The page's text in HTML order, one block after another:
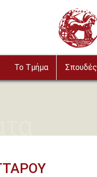
Image
To Τμήμα Σπουδές